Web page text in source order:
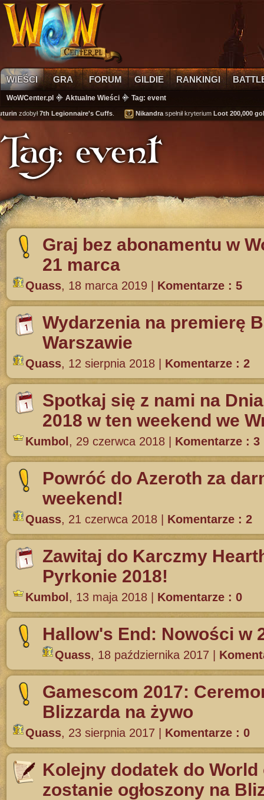
WIEŚCI GRA FORUM GILDIE RANKINGI
WoWCenter.pl Aktualne Wieści Tag: event
zdobył7th Legionnaire's Cuffs. Nikandraspełnił kryteriumLoot 200,000 gold
Tag: event
Graj bez abonamentu w
21 marca
Quass, 18 marca 2019 Komentarze : 5
Wydarzenia na premierę
Warszawie
Quass, 12 sierpnia 2018 Komentarze : 2
Spotkaj się z nami na
2018 w ten weekend we
Kumbol , 29 czerwca 2018 Komentarze : 3
Powróć do Azeroth za
weekend!
Quass, 21 czerwca 2018 Komentarze : 2
Zawitaj do Karczmy
Pyrkonie 2018!
Kumbol , 13 maja 2018 Komentarze : 0
Hallow's End: Nowości w
Quass, 18 października 2017
Gamescom 2017:
Blizzarda na żywo
Quass, 23 sierpnia 2017 Komentarze : 0
Kolejny dodatek do
zostanie ogłoszony na